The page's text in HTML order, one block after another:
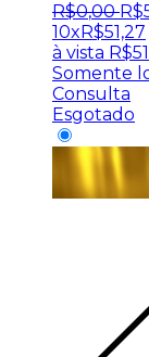
R$0,00 R$
10x R$51,27
à vista R$
Somente
Consulta
Esgotado